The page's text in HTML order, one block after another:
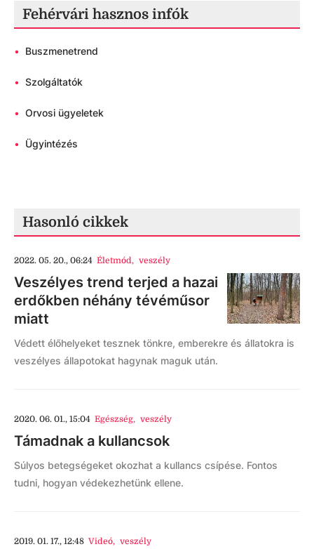
Fehérvári hasznos infók
• Buszmenetrend
• Szolgáltatók
• Orvosi ügyeletek
• Ügyintézés
Hasonló cikkek
2022. 05. 20., 06:24 Életmód, veszély
Veszélyes trend terjed a hazai
erdőkben néhány tévéműsor
miatt
Védett élőhelyeket tesznek tönkre, emberekre és állatokra is
veszélyes állapotokat hagynak maguk után.
2020. 06. 01., 15:04 Egészség, veszély
Támadnak a kullancsok
Súlyos betegségeket okozhat a kullancs csípése. Fontos
tudni, hogyan védekezhetünk ellene.
2019. 01. 17., 12:48 Videó, veszély